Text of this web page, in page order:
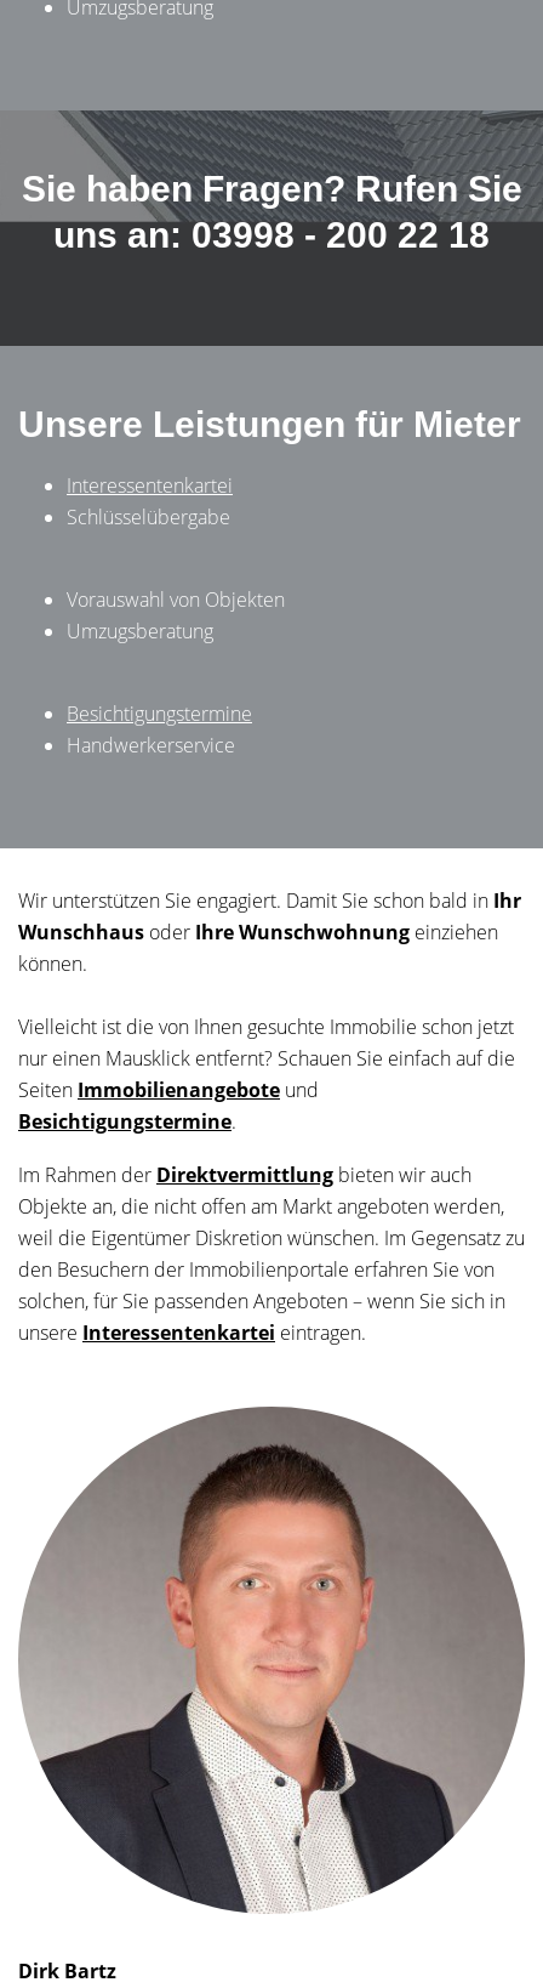
Umzugsberatung
Sie haben Fragen? Rufen Sie
uns an: 03998 - 200 22 18
Unsere Leistungen für Mieter
Interessentenkartei
Schlüsselübergabe
Vorauswahl von Objekten
Umzugsberatung
Besichtigungstermine
Handwerkerservice
Wir unterstützen Sie engagiert. Damit Sie schon bald in Ihr
Wunschhaus oder Ihre Wunschwohnung einziehen
können.
Vielleicht ist die von Ihnen gesuchte Immobilie schon jetzt
nur einen Mausklick entfernt? Schauen Sie einfach auf die
Seiten Immobilienangebote und
Besichtigungstermine.
Im Rahmen der Direktvermittlung bieten wir auch
Objekte an, die nicht offen am Markt angeboten werden,
weil die Eigentümer Diskretion wünschen. Im Gegensatz zu
den Besuchern der Immobilienportale erfahren Sie von
solchen, für Sie passenden Angeboten – wenn Sie sich in
unsere Interessentenkartei eintragen.
Dirk Bartz